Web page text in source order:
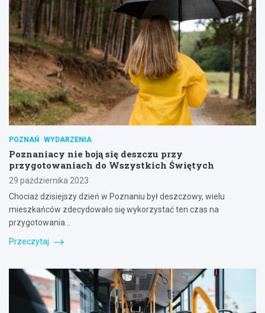
POZNAŃ WYDARZENIA
Poznaniacy nie boją się deszczu przy
przygotowaniach do Wszystkich Świętych
29 października 2023
Chociaż dzisiejszy dzień w Poznaniu był deszczowy, wielu
mieszkańców zdecydowało się wykorzystać ten czas na
przygotowania…
Przeczytaj